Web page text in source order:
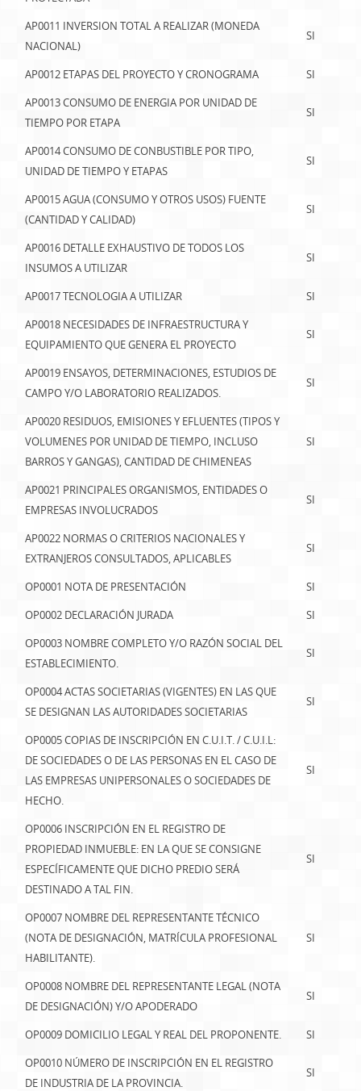
AP0011 INVERSION TOTAL A REALIZAR (MONEDA
NACIONAL)
SI
AP0012 ETAPAS DEL PROYECTO Y CRONOGRAMA
SI
AP0013 CONSUMO DE ENERGIA POR UNIDAD DE
TIEMPO POR ETAPA
SI
AP0014 CONSUMO DE CONBUSTIBLE POR TIPO,
UNIDAD DE TIEMPO Y ETAPAS
SI
AP0015 AGUA (CONSUMO Y OTROS USOS) FUENTE
(CANTIDAD Y CALIDAD)
SI
AP0016 DETALLE EXHAUSTIVO DE TODOS LOS
INSUMOS A UTILIZAR
SI
AP0017 TECNOLOGIA A UTILIZAR
SI
AP0018 NECESIDADES DE INFRAESTRUCTURA Y
EQUIPAMIENTO QUE GENERA EL PROYECTO
SI
AP0019 ENSAYOS, DETERMINACIONES, ESTUDIOS DE
CAMPO Y/O LABORATORIO REALIZADOS.
SI
AP0020 RESIDUOS, EMISIONES Y EFLUENTES (TIPOS Y
VOLUMENES POR UNIDAD DE TIEMPO, INCLUSO
BARROS Y GANGAS), CANTIDAD DE CHIMENEAS
SI
AP0021 PRINCIPALES ORGANISMOS, ENTIDADES O
EMPRESAS INVOLUCRADOS
SI
AP0022 NORMAS O CRITERIOS NACIONALES Y
EXTRANJEROS CONSULTADOS, APLICABLES
SI
OP0001 NOTA DE PRESENTACIÓN
SI
OP0002 DECLARACIÓN JURADA
SI
OP0003 NOMBRE COMPLETO Y/O RAZÓN SOCIAL DEL
ESTABLECIMIENTO.
SI
OP0004 ACTAS SOCIETARIAS (VIGENTES) EN LAS QUE
SE DESIGNAN LAS AUTORIDADES SOCIETARIAS
SI
OP0005 COPIAS DE INSCRIPCIÓN EN C.U.I.T. / C.U.I.L:
DE SOCIEDADES O DE LAS PERSONAS EN EL CASO DE
LAS EMPRESAS UNIPERSONALES O SOCIEDADES DE
HECHO.
SI
OP0006 INSCRIPCIÓN EN EL REGISTRO DE
PROPIEDAD INMUEBLE: EN LA QUE SE CONSIGNE
ESPECÍFICAMENTE QUE DICHO PREDIO SERÁ
DESTINADO A TAL FIN.
SI
OP0007 NOMBRE DEL REPRESENTANTE TÉCNICO
(NOTA DE DESIGNACIÓN, MATRÍCULA PROFESIONAL
HABILITANTE).
SI
OP0008 NOMBRE DEL REPRESENTANTE LEGAL (NOTA
DE DESIGNACIÓN) Y/O APODERADO
SI
OP0009 DOMICILIO LEGAL Y REAL DEL PROPONENTE.
SI
OP0010 NÚMERO DE INSCRIPCIÓN EN EL REGISTRO
DE INDUSTRIA DE LA PROVINCIA.
SI